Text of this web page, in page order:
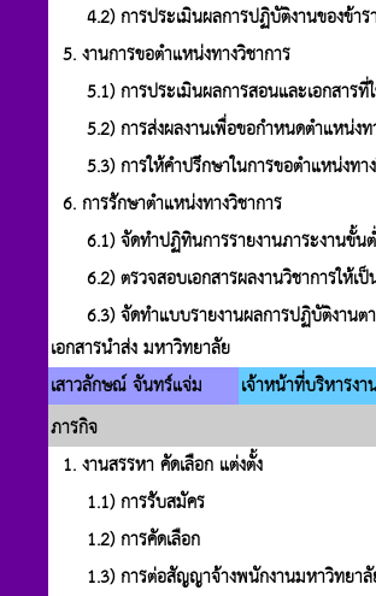
4.2) การประเมินผลการปฏิบัติงานของข้า
5. งานการขอตำแหน่งทางวิชาการ
5.1) การประเมินผลการสอนและเอกสารที่
5.2) การส่งผลงานเพื่อขอกำหนดตำแหน่งท
5.3) การให้คำปรึกษาในการขอตำแหน่งทา
6. การรักษาตำแหน่งทางวิชาการ
6.1) จัดทำปฏิทินการรายงานภาระงานขั้นต่
6.2) ตรวจสอบเอกสารผลงานวิชาการให้เ
6.3) จัดทำแบบรายงานผลการปฏิบัติงานตา
เอกสารนำส่ง มหาวิทยาลัย
เสาวลักษณ์ จันทร์แจ่ม
เจ้าหน้าที่บริหารงา
ภารกิจ
1. งานสรรหา คัดเลือก แต่งตั้ง
1.1) การรับสมัคร
1.2) การคัดเลือก
1.3) การต่อสัญญาจ้างพนักงานมหาวิทยาลั